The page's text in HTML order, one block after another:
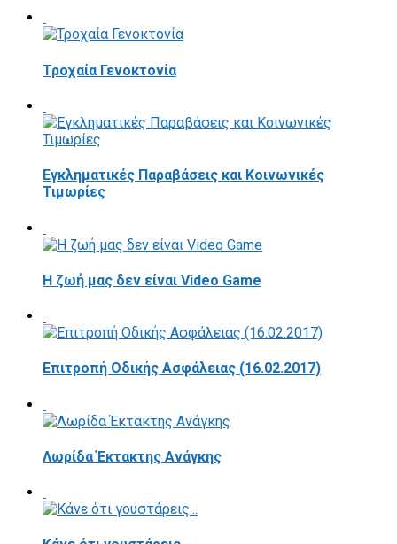
Τροχαία Γενοκτονία
Εγκληματικές Παραβάσεις και Κοινωνικές
Τιμωρίες
Η ζωή μας δεν είναι Video Game
Επιτροπή Οδικής Ασφάλειας (16.02.2017)
Λωρίδα Έκτακτης Ανάγκης